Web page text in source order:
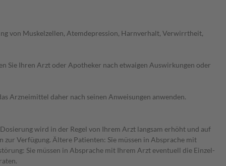
von Muskelzellen, Atemdepression, Harnverhalt, Verwirrtheit,
Sie Ihren Arzt oder Apotheker nach etwaigen Auswirkungen oder
Arzneimittel daher nach seinen Anweisungen anwenden.
wird in der Regel von Ihrem Arzt langsam erhöht und auf
Verfügung. Ältere Patienten: Sie müssen in Absprache mit
Sie müssen in Absprache mit Ihrem Arzt eventuell die Einzel-